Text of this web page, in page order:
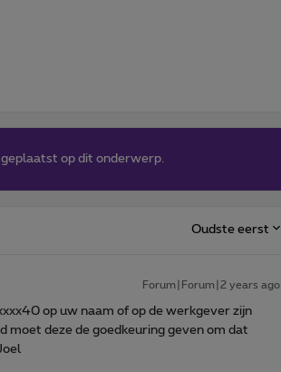
op dit onderwerp.
Oudste eerst
Forum|Forum|2 years ago
op uw naam of op de werkgever zijn
moet deze de goedkeuring geven om dat